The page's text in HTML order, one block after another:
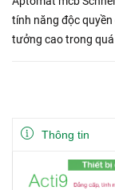
tính năng độc
tưởng cao trong
Thông tin